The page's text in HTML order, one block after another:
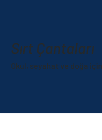
Sırt Çantaları
Okul, seyahat ve doğa